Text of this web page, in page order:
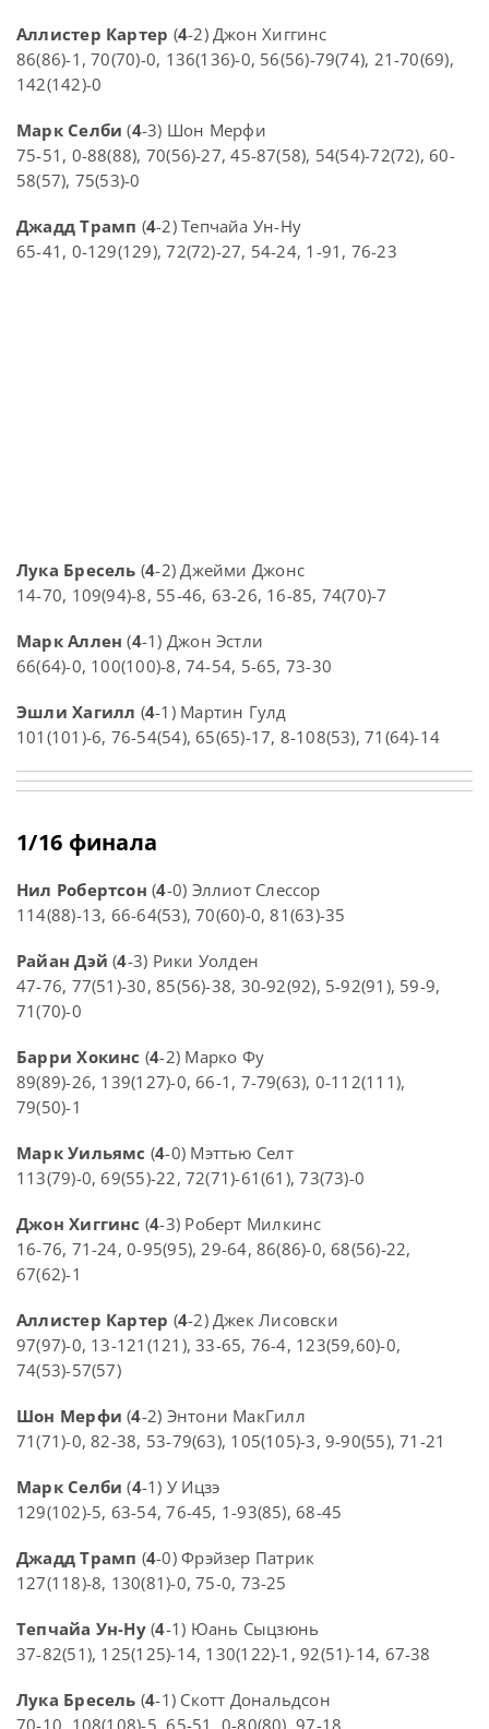
Аллистер Картер (4-2) Джон Хиггинс
86(86)-1, 70(70)-0, 136(136)-0, 56(56)-79(74), 21-70(69),
142(142)-0
Марк Селби (4-3) Шон Мерфи
75-51, 0-88(88), 70(56)-27, 45-87(58), 54(54)-72(72), 60-
58(57), 75(53)-0
Джадд Трамп (4-2) Тепчайа Ун-Ну
65-41, 0-129(129), 72(72)-27, 54-24, 1-91, 76-23
Лука Бресель (4-2) Джейми Джонс
14-70, 109(94)-8, 55-46, 63-26, 16-85, 74(70)-7
Марк Аллен (4-1) Джон Эстли
66(64)-0, 100(100)-8, 74-54, 5-65, 73-30
Эшли Хагилл (4-1) Мартин Гулд
101(101)-6, 76-54(54), 65(65)-17, 8-108(53), 71(64)-14
1/16 финала
Нил Робертсон (4-0) Эллиот Слессор
114(88)-13, 66-64(53), 70(60)-0, 81(63)-35
Райан Дэй (4-3) Рики Уолден
47-76, 77(51)-30, 85(56)-38, 30-92(92), 5-92(91), 59-9,
71(70)-0
Барри Хокинс (4-2) Марко Фу
89(89)-26, 139(127)-0, 66-1, 7-79(63), 0-112(111),
79(50)-1
Марк Уильямс (4-0) Мэттью Селт
113(79)-0, 69(55)-22, 72(71)-61(61), 73(73)-0
Джон Хиггинс (4-3) Роберт Милкинс
16-76, 71-24, 0-95(95), 29-64, 86(86)-0, 68(56)-22,
67(62)-1
Аллистер Картер (4-2) Джек Лисовски
97(97)-0, 13-121(121), 33-65, 76-4, 123(59,60)-0,
74(53)-57(57)
Шон Мерфи (4-2) Энтони МакГилл
71(71)-0, 82-38, 53-79(63), 105(105)-3, 9-90(55), 71-21
Марк Селби (4-1) У Ицзэ
129(102)-5, 63-54, 76-45, 1-93(85), 68-45
Джадд Трамп (4-0) Фрэйзер Патрик
127(118)-8, 130(81)-0, 75-0, 73-25
Тепчайа Ун-Ну(4-1) Юань Сыцзюнь
37-82(51), 125(125)-14, 130(122)-1, 92(51)-14, 67-38
Лука Бресель (4-1) Скотт Дональдсон
70-10, 108(108)-5, 65-51, 0-80(80), 97-18